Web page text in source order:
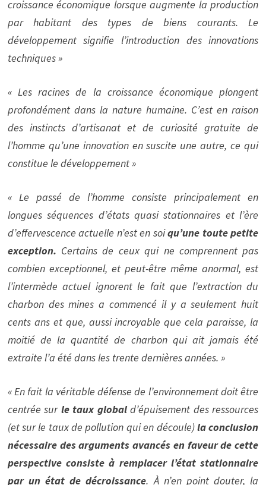
croissance économique lorsque augmente la production
par habitant destypes de biens courants. Le
développement signifie l’introduction des innovations
techniques »
« Les racines de la croissance économique plongent
profondément dans la nature humaine. C’est en raison
des instincts d’artisanat et de curiosité gratuite de
l’homme qu’une innovation en suscite une autre, ce qui
constitue le développement »
« Le passé de l’homme consiste principalement en
longues séquences d’états quasi stationnaires et l’ère
d’effervescence actuelle n’est en soiqu’une toute petite
exception. Certains de ceux qui ne comprennent pas
combien exceptionnel, et peut-être même anormal, est
l’intermède actuel ignorent le fait que l’extraction du
charbon des mines a commencé il y a seulement huit
cents ans et que, aussi incroyable que cela paraisse, la
moitié de la quantité de charbon qui ait jamais été
extraite l’a été dans les trente dernières années. »
« En fait la véritable défense de l’environnement doit être
centrée sur le taux globald’épuisement des ressources
(et sur le taux de pollution qui en découle)la conclusion
nécessaire des arguments avancés en faveur de cette
perspective consiste à remplacer l’état stationnaire
par un état de décroissance. À n’en point douter, la